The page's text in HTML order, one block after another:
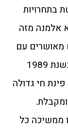
בתחרויות
אלמנה מזה
מאושרים עם
בנצי. הם בנו את ביתם ברמות השבים בשנת 1989
חי גדולה
ממשיכה כל